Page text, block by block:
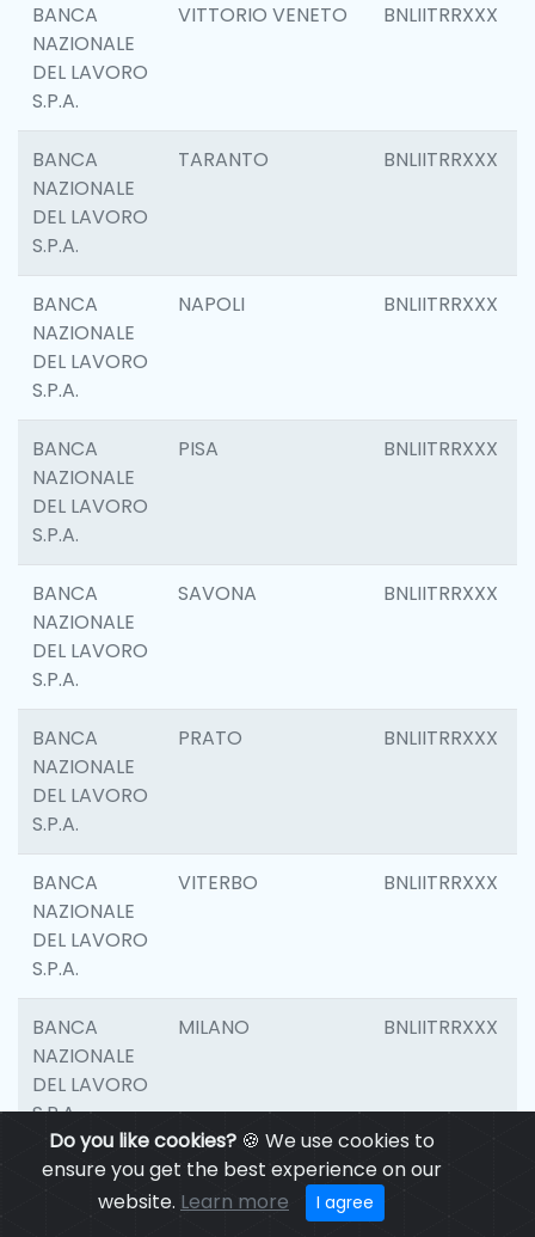
Do you like cookies?🍪 We use cookies to
ensure you get the best experience on our
website. Learn more I agree
BANCA
NAZIONALE
DEL LAVORO
S.P.A.
VITTORIO VENETO BNLIITRRXXX
BANCA
NAZIONALE
DEL LAVORO
S.P.A.
TARANTO BNLIITRRXXX
BANCA
NAZIONALE
DEL LAVORO
S.P.A.
NAPOLI BNLIITRRXXX
BANCA
NAZIONALE
DEL LAVORO
S.P.A.
PISA BNLIITRRXXX
BANCA
NAZIONALE
DEL LAVORO
S.P.A.
SAVONA BNLIITRRXXX
BANCA
NAZIONALE
DEL LAVORO
S.P.A.
PRATO BNLIITRRXXX
BANCA
NAZIONALE
DEL LAVORO
S.P.A.
VITERBO BNLIITRRXXX
BANCA
NAZIONALE
DEL LAVORO
S.P.A.
MILANO BNLIITRRXXX
BANCA
NAZIONALE
CASALECCHIO DI
RENO
BNLIITRRXXX